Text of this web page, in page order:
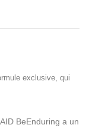
exclusive, qui
BeEnduring a un